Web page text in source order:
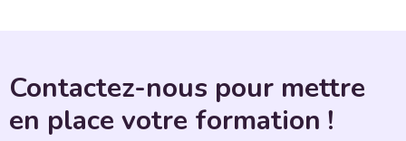
Contactez-nous pour mettre
en place votre formation !